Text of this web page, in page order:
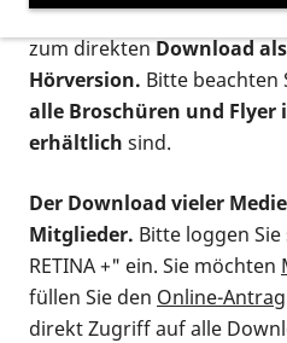
postalischen Bestellung
zum direktenDownload als
Hörversion. Bitte beachten
alle Broschüren und Flyer
erhältlich sind.
Der Download vieler
Mitglieder. Bitte loggen
RETINA +" ein. Sie möchten
füllen Sie den Online-Antrag
direkt Zugriff auf alle